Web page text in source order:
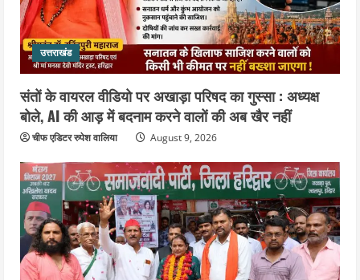
उत्तराखंड
संतों के वायरल वीडियो पर अखाड़ा परिषद का गुस्सा : अध्यक्ष
बोले, AI की आड़ में बदनाम करने वालों की अब खैर नहीं
चीफ एडिटर रुपेश वालिया August 9, 2026